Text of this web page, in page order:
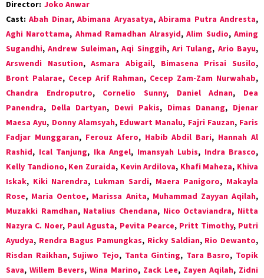
Director: Joko Anwar
Cast: Abah Dinar, Abimana Aryasatya, Abirama Putra Andresta,
Aghi Narottama, Ahmad Ramadhan Alrasyid,Alim Sudio,Aming
Sugandhi,Andrew Suleiman,Aqi Singgih, Ari Tulang, Ario Bayu,
Arswendi Nasution,Asmara Abigail, Bimasena Prisai Susilo,
Bront Palarae, Cecep Arif Rahman, Cecep Zam-Zam Nurwahab,
Chandra Endroputro, Cornelio Sunny, Daniel Adnan, Dea
Panendra, Della Dartyan, Dewi Pakis, Dimas Danang, Djenar
Maesa Ayu, Donny Alamsyah, Eduwart Manalu, Fajri Fauzan, Faris
Fadjar Munggaran, Ferouz Afero, Habib Abdil Bari, Hannah Al
Rashid, Ical Tanjung, Ika Angel, Imansyah Lubis, Indra Brasco,
Kelly Tandiono, Ken Zuraida, Kevin Ardilova, Khafi Maheza, Khiva
Iskak, Kiki Narendra, Lukman Sardi, Maera Panigoro, Makayla
Rose, Maria Oentoe, Marissa Anita, Muhammad Zayyan Aqilah,
Muzakki Ramdhan, Natalius Chendana, Nico Octaviandra, Nitta
Nazyra C. Noer, Paul Agusta, Pevita Pearce, Pritt Timothy, Putri
Ayudya, Rendra Bagus Pamungkas, Ricky Saldian, Rio Dewanto,
Risdan Raikhan,Sujiwo Tejo, Tanta Ginting, Tara Basro, Topik
Sava, Willem Bevers, Wina Marino, Zack Lee, Zayen Aqilah, Zidni